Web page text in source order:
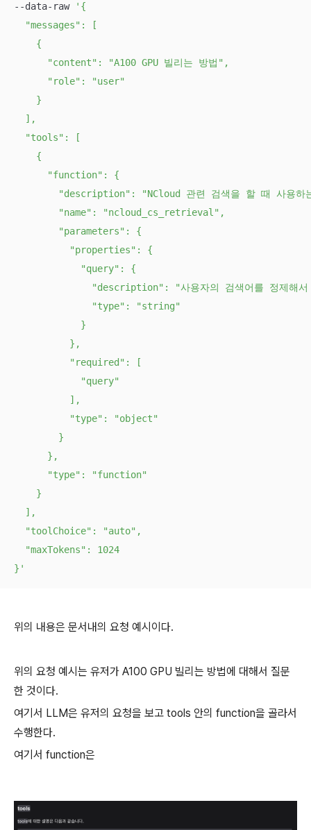
--data-raw
'{
  "messages": [
    {
      "content": "A100 GPU 빌리는 방법",
      "role": "user"
    }
  ],
  "tools": [
    {
      "function": {
"description": "NCloud 관련 검색을 할 때 사용하
        "name": "ncloud_cs_retrieval",
        "parameters": {
          "properties": {
            "query": {
"description": "사용자의 검색어를 정제해서
              "type": "string"
            }
          },
          "required": [
            "query"
          ],
          "type": "object"
        }
      },
      "type": "function"
    }
  ],
  "toolChoice": "auto",
  "maxTokens": 1024
}'
위의 내용은 문서내의 요청 예시이다.
위의 요청 예시는 유저가 A100 GPU 빌리는 방법에 대해서 질문
한 것이다.
여기서 LLM은 유저의 요청을 보고 tools 안의 function을 골라서
수행한다.
여기서 function은